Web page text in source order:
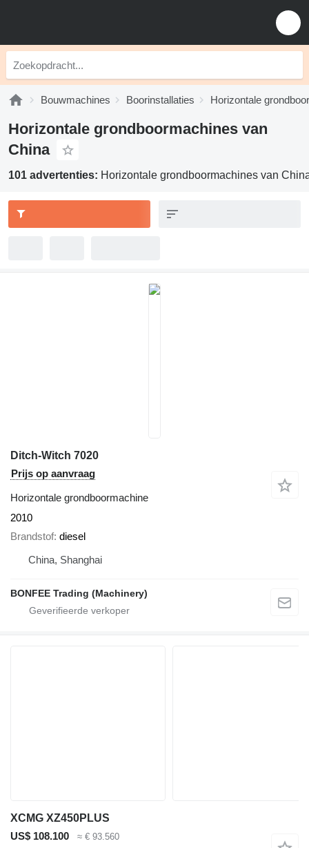
Bouwmachines Boorinstallaties Horizontale
Horizontale grondboormachines van
China
101 advertenties: Horizontale grondboormachines van
Ditch-Witch 7020
Prijs op aanvraag
Horizontale grondboormachine
2010
Brandstof diesel
China, Shanghai
BONFEE Trading (Machinery)
XCMG XZ450PLUS
US$ 108.100
≈ € 93.560